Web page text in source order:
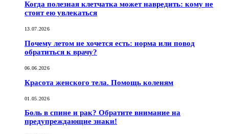
Когда полезная клетчатка может навредить: кому не
стоит ею увлекаться
13.07.2026
Почему летом не хочется есть: норма или повод
обратиться к врачу?
06.06.2026
Красота женского тела. Помощь коленям
01.05.2026
Боль в спине и рак? Обратите внимание на
предупреждающие знаки!